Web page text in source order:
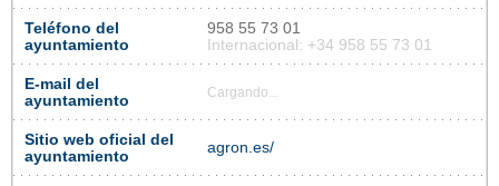
Teléfono del
ayuntamiento
958 55 73 01
Internacional: +34 958 55 73 01
E-mail del
ayuntamiento
Cargando...
Sitio web oficial del
ayuntamiento
agron.es/